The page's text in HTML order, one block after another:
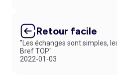
Retour facile
"Les échanges sont simples,
Bref TOP."
2022-01-03